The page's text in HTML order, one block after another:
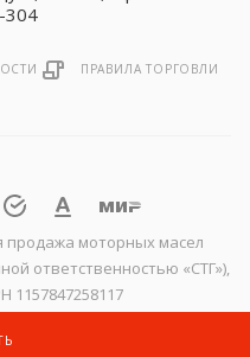
304
ПРАВИЛА ТОРГОВЛИ
продажа моторных масел
ответственностью «СТГ»),
1157847258117